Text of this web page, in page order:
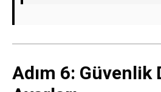
Adım 6: Güvenlik